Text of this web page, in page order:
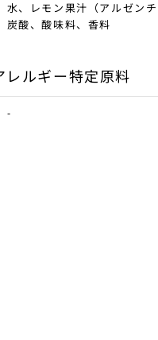
水、レモン果汁（アルゼン
炭酸、酸味料、香料
レルギー特定原料
-